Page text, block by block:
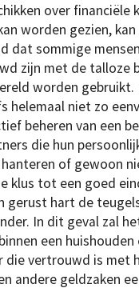
over financiële
worden gezien,
dat sommige
zijn met de talloze
worden gebruikt.
helemaal niet zo
beheren van een
die hun
of gewoon
klus tot een goed
gerust hart de
In dit geval zal
een huishouden
die vertrouwd is met
andere geldzaken